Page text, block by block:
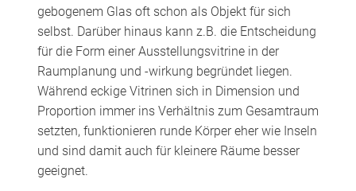
gebogenem Glas oft schon als Objekt für sich
selbst. Darüber hinaus kann z.B. die Entscheidung
für die Form einer Ausstellungsvitrine in der
Raumplanung und -wirkung begründet liegen.
Während eckige Vitrinen sich in Dimension und
Proportion immer ins Verhältnis zum Gesamtraum
setzten, funktionieren runde Körper eher wie Inseln
und sind damit auch für kleinere Räume besser
geeignet.